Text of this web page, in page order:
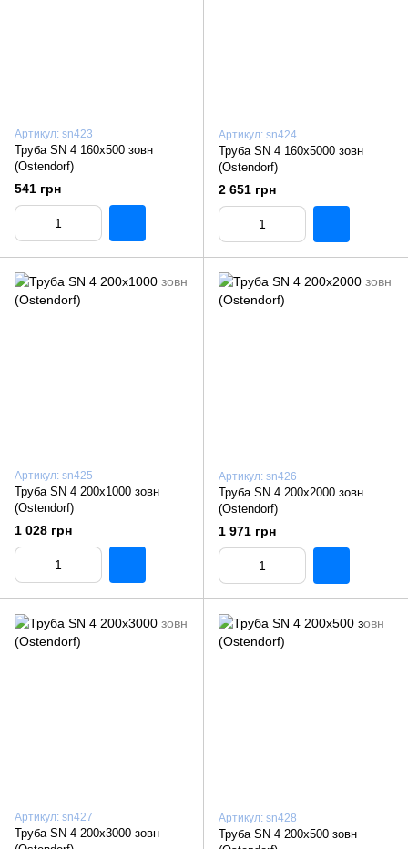
Артикул: sn423
Труба SN 4 160x500 зовн
(Ostendorf)
541 грн
Артикул: sn424
Труба SN 4 160x5000 зовн
(Ostendorf)
2 651 грн
Артикул: sn425
Труба SN 4 200x1000 зовн
(Ostendorf)
1 028 грн
Артикул: sn426
Труба SN 4 200x2000 зовн
(Ostendorf)
1 971 грн
Артикул: sn427
Труба SN 4 200x3000 зовн
Артикул: sn428
Труба SN 4 200x500 зовн